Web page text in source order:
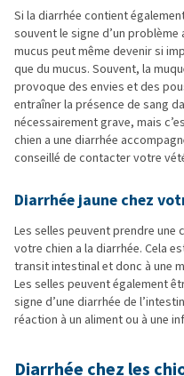
Si la diarrhée contient
souvent le signe d’un
mucus peut même devenir si
que du mucus. Souvent, la
provoque des envies et des
entraîner la présence de sang
nécessairement grave, mais
chien a une diarrhée
conseillé de contacter votre
Diarrhée jaune chez
Les selles peuvent prendre une
votre chien a la diarrhée. Cela
transit intestinal et donc à une
Les selles peuvent également
signe d’une diarrhée de
réaction à un aliment ou à une
Diarrhée chez les